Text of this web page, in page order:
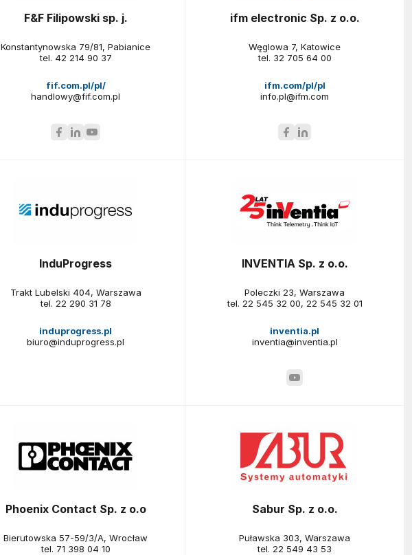
F&F Filipowski sp. j.
Konstantynowska 79/81, Pabianice
tel. 42 214 90 37
fif.com.pl/pl/
handlowy@fif.com.pl
ifm electronic Sp. z o.o.
Węglowa 7, Katowice
tel. 32 705 64 00
ifm.com/pl/pl
info.pl@ifm.com
InduProgress
Trakt Lubelski 404, Warszawa
tel. 22 290 31 78
induprogress.pl
biuro@induprogress.pl
INVENTIA Sp. z o.o.
Poleczki 23, Warszawa
tel. 22 545 32 00, 22 545 32 01
inventia.pl
inventia@inventia.pl
Phoenix Contact Sp. z o.o
Bierutowska 57-59/3/A, Wrocław
tel. 71 398 04 10
Sabur Sp. z o.o.
Puławska 303, Warszawa
tel. 22 549 43 53